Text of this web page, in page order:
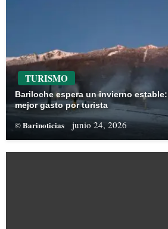
TURISMO
Bariloche espera un invierno
mejor gasto por turista
© Barinoticias junio 24, 2026